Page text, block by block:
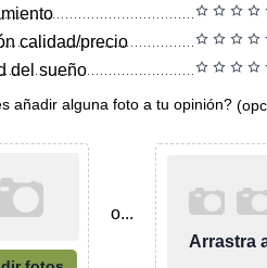
calidad/precio
del sueño
añadir alguna foto a tu opinión?
o...
Arrastra